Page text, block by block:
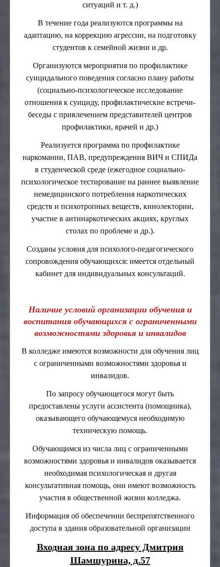
ситуаций и т. д.)
В течение года реализуются программы на
адаптацию, на коррекцию агрессии, на подготовку
студентов к семейной жизни и др.
Организуются мероприятия по профилактике
суицидального поведения согласно плану работы
(социально-психологическое исследование
отношения к суициду, профилактические встречи-
беседы с привлечением представителей центров
профилактики, врачей и др.)
Реализуется программа по профилактике
наркомании, ПАВ, предупреждения ВИЧ и СПИДа
в студенческой среде (ежегодное социально-
психологическое тестирование на раннее выявление
немедицинского потребления наркотических
средств и психотропных веществ, кинолектории,
участие в антинаркотических акциях, круглых
столах по проблеме и др.).
Созданы условия для психолого-педагогического
сопровождения обучающихся: имеется отдельный
кабинет для индивидуальных консультаций.
Наличие условий организации обучения и
воспитания обучающихся с ограниченными
возможностями здоровья и инвалидов
В колледже имеются возможности для обучения лиц
с ограниченными возможностями здоровья и
инвалидов.
По запросу обучающегося могут быть
предоставлены услуги ассистента (помощника),
оказывающего обучающемуся необходимую
техническую помощь.
Обучающимся из числа лиц с ограниченными
возможностями здоровья и инвалидов оказывается
необходимая психологическая и другая
консультативная помощь, они имеют возможность
участия в общественной жизни колледжа.
Информация об обеспечении беспрепятственного
доступа в здания образовательной организации
Входная зона по адресу Дмитрия
Шамшурина, д.57